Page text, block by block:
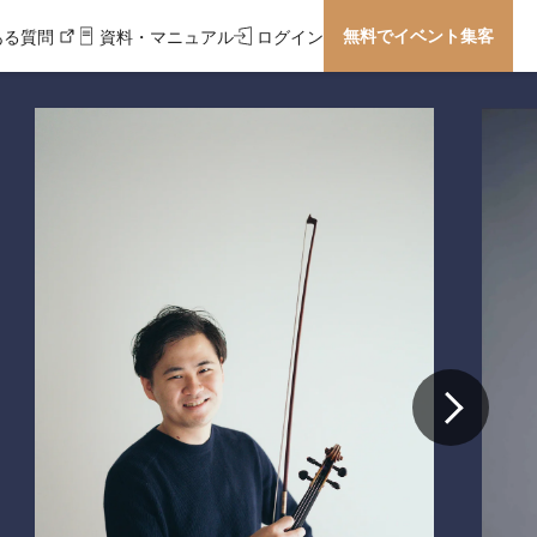
質問 資料・マニュアル ログイン 無料でイベント集客